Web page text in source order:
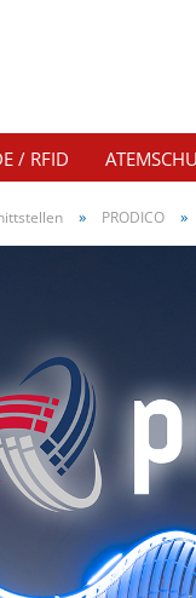
/ RFID
» PRODICO »